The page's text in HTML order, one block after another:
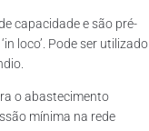
capacidade e são pré-
loco’. Pode ser utilizado
o abastecimento
mínima na rede